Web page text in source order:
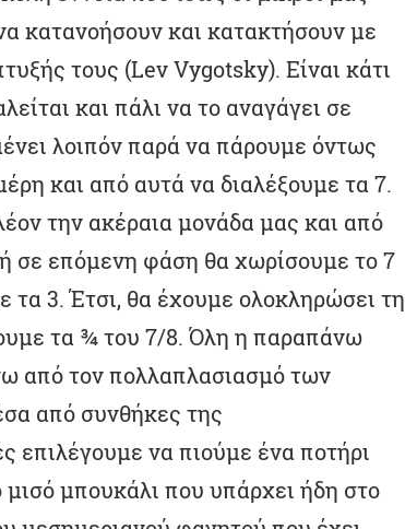
κατανοήσουν και κατακτήσουν με
τους (Lev Vygotsky). Eίναι κάτι
και πάλι να το αναγάγει σε
λοιπόν παρά να πάρουμε όντως
και από αυτά να διαλέξουμε τα 7.
την ακέραια μονάδα μας και από
σε επόμενη φάση θα χωρίσουμε το 7
τα 3. Έτσι, θα έχουμε ολοκληρώσει τη
τα ¾ του 7/8. Όλη η παραπάνω
από τον πολλαπλασιασμό των
από συνθήκες της
επιλέγουμε να πιούμε ένα ποτήρι
μπουκάλι που υπάρχει ήδη στο